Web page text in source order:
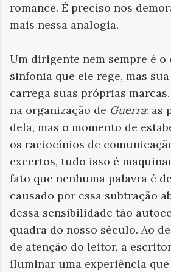
romance. É preciso nos
mais nessa analogia.
Um dirigente nem sempre é
sinfonia que ele rege, mas
carrega suas próprias
na organização de Guerra: as
dela, mas o momento de
os raciocínios de
excertos, tudo isso é
fato que nenhuma palavra é
causado por essa subtração
dessa sensibilidade tão
quadra do nosso século. Ao
de atenção do leitor, a
iluminar uma experiência